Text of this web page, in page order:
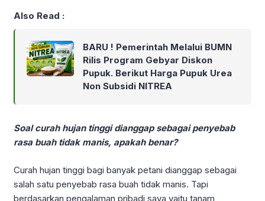
Also Read :
BARU ! Pemerintah Melalui BUMN
Rilis Program Gebyar Diskon
Pupuk. Berikut Harga Pupuk Urea
Non Subsidi NITREA
Soal curah hujan tinggi dianggap sebagai penyebab
rasa buah tidak manis, apakah benar?
Curah hujan tinggi bagi banyak petani dianggap sebagai
salah satu penyebab rasa buah tidak manis. Tapi
berdasarkan pengalaman pribadi saya yaitu tanam